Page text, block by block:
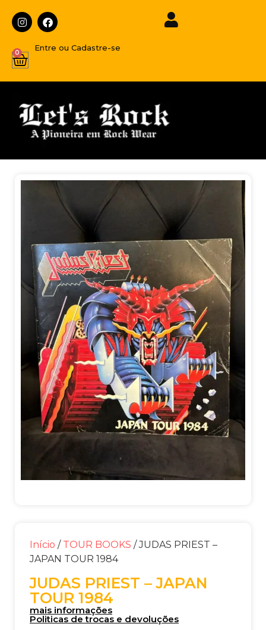
Entre ou Cadastre-se
0
Início / TOUR BOOKS / JUDAS PRIEST –
JAPAN TOUR 1984
JUDAS PRIEST – JAPAN
TOUR 1984
mais informações
Politicas de trocas e devoluções